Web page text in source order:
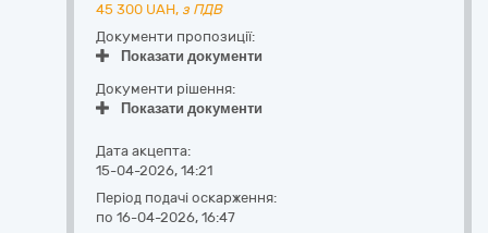
45 300 UAH, з ПДВ
Документи пропозиції:
Показати документи
Документи рішення:
Показати документи
Дата акцепта:
15-04-2026, 14:21
Період подачі оскарження:
по 16-04-2026, 16:47